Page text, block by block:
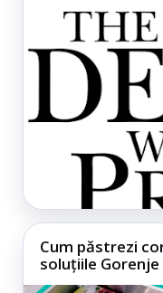
Cum păstrezi
soluțiile